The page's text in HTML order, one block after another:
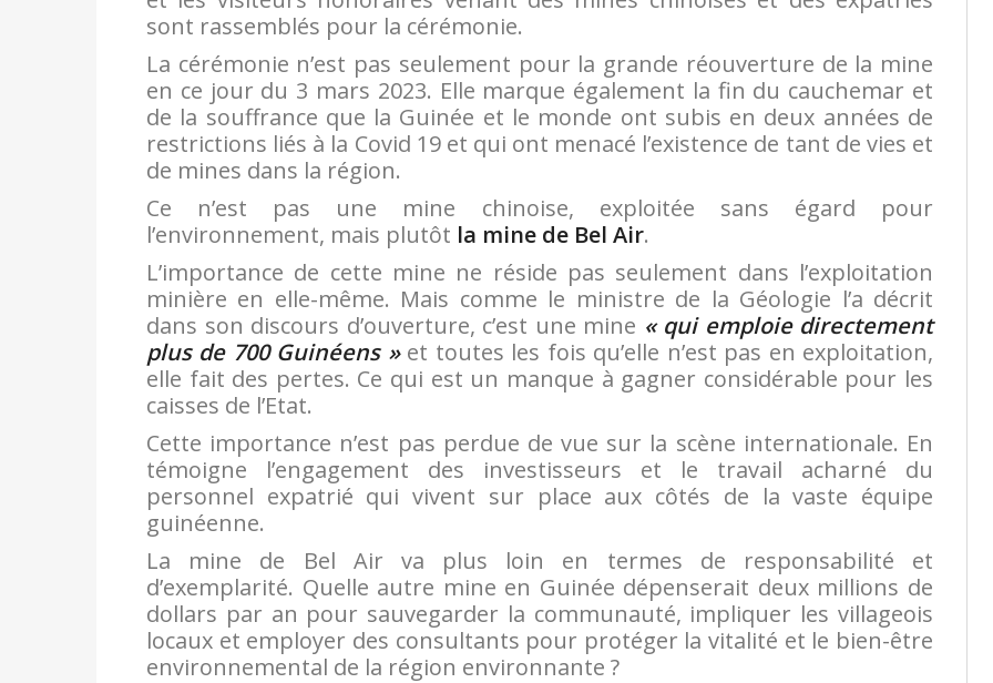
sont rassemblés pour la cérémonie.
La cérémonie n’est pas seulement pour la grande réouverture de la mine
en ce jour du 3 mars 2023. Elle marque également la fin du cauchemar et
de la souffrance que la Guinée et le monde ont subis en deux années de
restrictions liés à la Covid 19 et qui ont menacé l’existence de tant de vies et
de mines dans la région.
Ce n’est pas une mine chinoise, exploitée sans égard pour
l’environnement, mais plutôt la mine de Bel Air.
L’importance de cette mine ne réside pas seulement dans l’exploitation
minière en elle-même. Mais comme le ministre de la Géologie l’a décrit
dans son discours d’ouverture, c’est une mine « qui emploie directement
plus de 700 Guinéens »et toutes les fois qu’elle n’est pas en exploitation,
elle fait des pertes. Ce qui est un manque à gagner considérable pour les
caisses de l’Etat.
Cette importance n’est pas perdue de vue sur la scène internationale. En
témoigne l’engagement des investisseurs et le travail acharné du
personnel expatrié qui vivent sur place aux côtés de la vaste équipe
guinéenne.
La mine de Bel Air va plus loin en termes de responsabilité et
d’exemplarité. Quelle autre mine en Guinée dépenserait deux millions de
dollars par an pour sauvegarder la communauté, impliquer les villageois
locaux et employer des consultants pour protéger la vitalité et le bien-être
environnemental de la région environnante ?